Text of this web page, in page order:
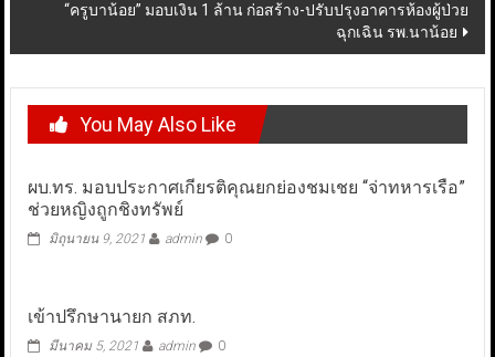
“ครูบาน้อย” มอบเงิน 1 ล้าน ก่อสร้าง-ปรับปรุงอาคารห้องผู้ป่วย
ฉุกเฉิน รพ.นาน้อย
You May Also Like
ผบ.ทร. มอบประกาศเกียรติคุณยกย่องชมเชย “จ่าทหารเรือ”
ช่วยหญิงถูกชิงทรัพย์
มิถุนายน 9, 2021 admin 0
เข้าปรึกษานายก สภท.
มีนาคม 5, 2021 admin 0